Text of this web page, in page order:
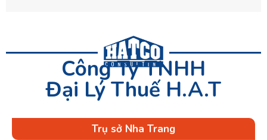
Công Ty TNHH
Đại Lý Thuế H.A.T
Trụ sở Nha Trang